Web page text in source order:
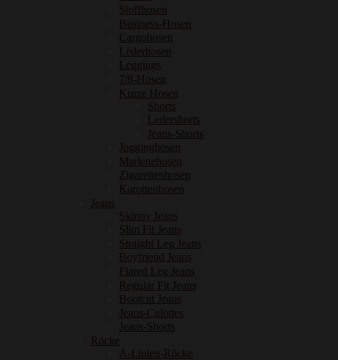
Stoffhosen
Business-Hosen
Cargohosen
Lederhosen
Leggings
7/8-Hosen
Kurze Hosen
Shorts
Ledershorts
Jeans-Shorts
Jogginghosen
Marlenehosen
Zigarettenhosen
Karottenhosen
Jeans
Skinny Jeans
Slim Fit Jeans
Straight Leg Jeans
Boyfriend Jeans
Flared Leg Jeans
Regular Fit Jeans
Bootcut Jeans
Jeans-Culottes
Jeans-Shorts
Röcke
A-Linien-Röcke